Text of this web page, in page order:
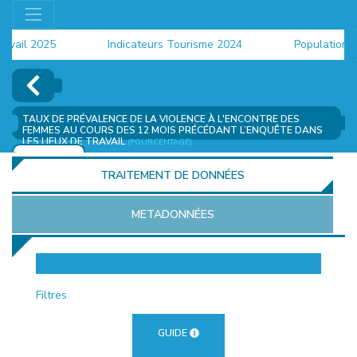
2025 Indicateurs Tourisme 2024 Population
TAUX DE PRÉVALENCE DE LA VIOLENCE À L'ENCONTRE DES
FEMMES AU COURS DES 12 MOIS PRÉCÉDANT L’ENQUÊTE DANS
LES LIEUX DE TRAVAIL(POURCENTAGE)
AJOUTER
TRAITEMENT DE DONNÉES
METADONNÉES
Filtres
GUIDE